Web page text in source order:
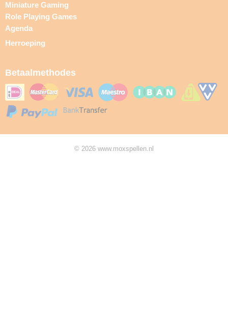
Miniature Gaming
Role Playing Games
Agenda
Herroeping
Betaalmethodes
© 2026 www.moxspellen.nl